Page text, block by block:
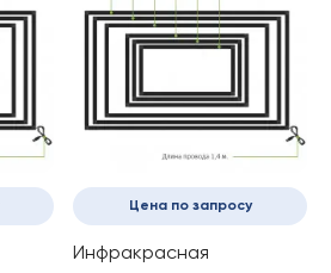
Цена по запросу
Инфракрасная